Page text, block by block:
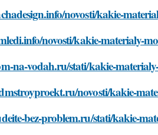
novosti/kakie-
novosti/kakie-materialy-
na-vodah.ru/stati/kakie-
novosti/kakie-
bez-problem.ru/stati/kakie-